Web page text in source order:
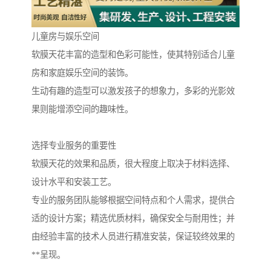
儿童房与娱乐空间
软膜天花丰富的造型和色彩可能性，使其特别适合儿童
房和家庭娱乐空间的装饰。
生动有趣的造型可以激发孩子的想象力，多彩的光影效
果则能增添空间的趣味性。
选择专业服务的重要性
软膜天花的效果和品质，很大程度上取决于材料选择、
设计水平和安装工艺。
专业的服务团队能够根据空间特点和个人需求，提供合
适的设计方案；精选优质材料，确保安全与耐用性；并
由经验丰富的技术人员进行精准安装，保证较终效果的
**呈现。